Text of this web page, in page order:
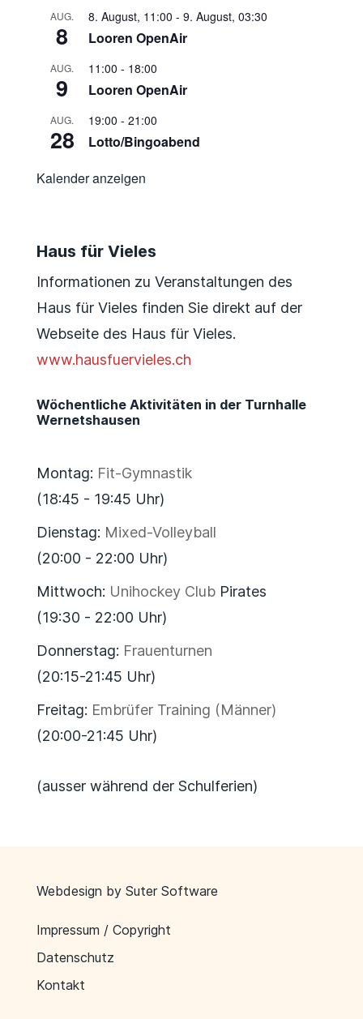
AUG.
8
8. August, 11:00 - 9. August, 03:30
Looren OpenAir
AUG.
9
11:00 - 18:00
Looren OpenAir
AUG.
28
19:00 - 21:00
Lotto/Bingoabend
Kalender anzeigen
Haus für Vieles
Informationen zu Veranstaltungen des
Haus für Vieles finden Sie direkt auf der
Webseite des Haus für Vieles.
www.hausfuervieles.ch
Wöchentliche Aktivitäten in der Turnhalle
Wernetshausen
Montag: Fit-Gymnastik
(18:45 - 19:45 Uhr)
Dienstag: Mixed-Volleyball
(20:00 - 22:00 Uhr)
Mittwoch: Unihockey ClubPirates
(19:30 - 22:00 Uhr)
Donnerstag: Frauenturnen
(20:15-21:45 Uhr)
Freitag: Embrüfer Training (Männer)
(20:00-21:45 Uhr)
(ausser während der Schulferien)
Webdesign by Suter Software
Impressum / Copyright
Datenschutz
Kontakt